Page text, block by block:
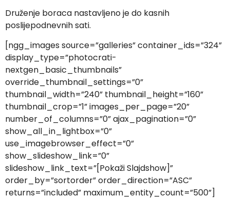
Druženje boraca nastavljeno je do kasnih
poslijepodnevnih sati.
[ngg_images source=”galleries” container_ids=”324”
display_type=”photocrati-
nextgen_basic_thumbnails”
override_thumbnail_settings=”0”
thumbnail_width=”240” thumbnail_height=”160”
thumbnail_crop=”1” images_per_page=”20”
number_of_columns=”0” ajax_pagination=”0”
show_all_in_lightbox=”0”
use_imagebrowser_effect=”0”
show_slideshow_link=”0”
slideshow_link_text=”[Pokaži Slajdshow]”
order_by=”sortorder” order_direction=”ASC”
returns=”included” maximum_entity_count=”500”]